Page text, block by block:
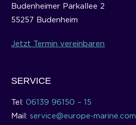
Budenheimer Parkallee 2
55257 Budenheim
Jetzt Termin vereinbaren
SERVICE
Tel:06139 96150 – 15
Mail:service@europe-marine.com